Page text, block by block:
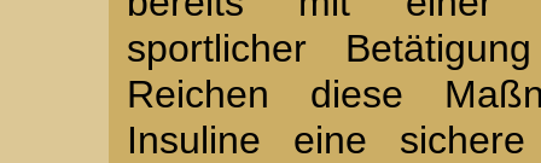
sportlicher
Reichen diese
Insuline eine